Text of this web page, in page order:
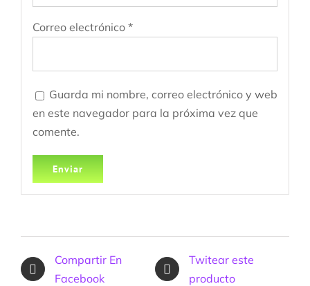
Correo electrónico *
Guarda mi nombre, correo electrónico y web
en este navegador para la próxima vez que
comente.
Compartir En
Facebook
Twitear este
producto